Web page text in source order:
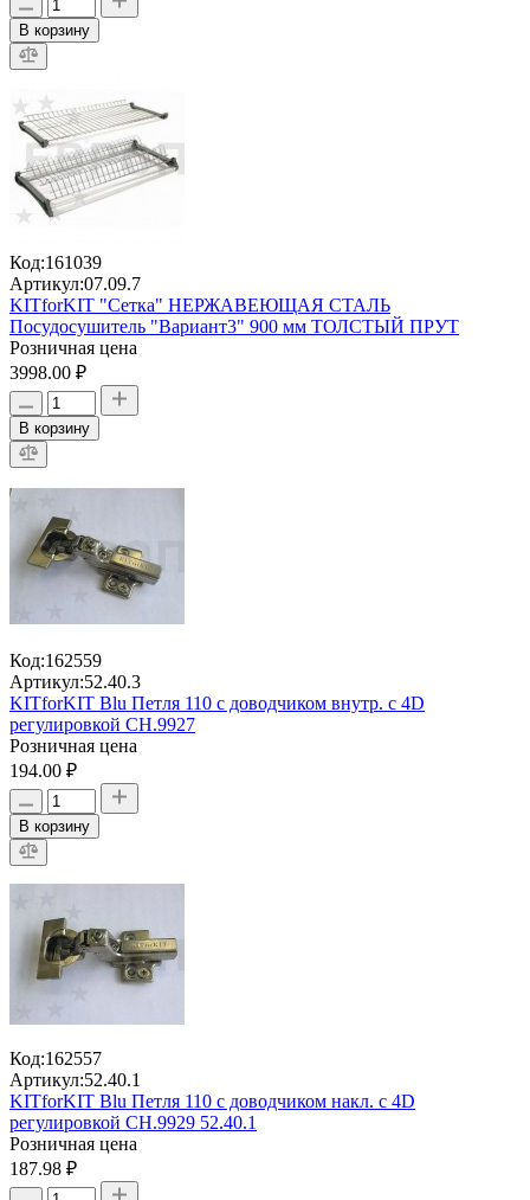
В корзину
Код:161039
Артикул:07.09.7
KITforKIT "Сетка" НЕРЖАВЕЮЩАЯ СТАЛЬ
Посудосушитель "Вариант3" 900 мм ТОЛСТЫЙ ПРУТ
Розничная цена
3998.00 ₽
В корзину
Код:162559
Артикул:52.40.3
KITforKIT Blu Петля 110 с доводчиком внутр. с 4D
регулировкой CH.9927
Розничная цена
194.00 ₽
В корзину
Код:162557
Артикул:52.40.1
KITforKIT Blu Петля 110 с доводчиком накл. с 4D
регулировкой CH.9929 52.40.1
Розничная цена
187.98 ₽